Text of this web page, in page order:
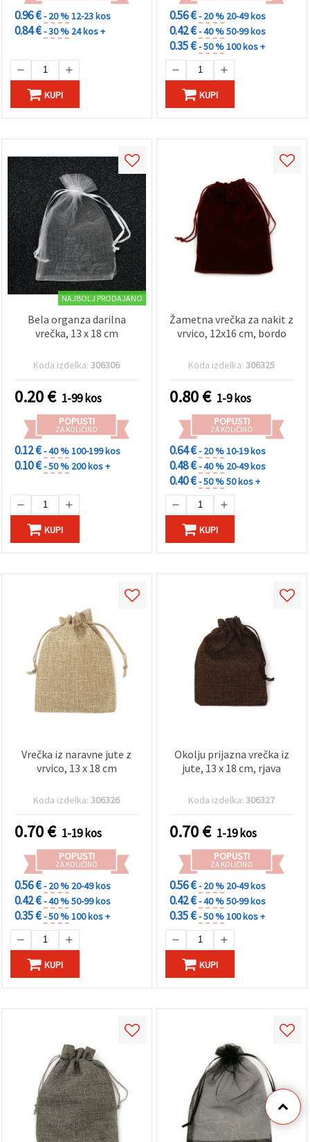
0.96 €- 20 %12-23 kos
0.84 €- 30 % 24 kos +
KUPI
0.56 €- 20 % 20-49 kos
0.42 €- 40 %50-99 kos
0.35 €- 50 %100 kos +
KUPI
NAJBOLJ PRODAJANO
Bela organza darilna
vrečka, 13 x 18 cm
Koda izdelka:306306
0.20€ 1-99 kos
POPUSTI
ZA KOLIČINO
0.12 €- 40 %100-199 kos
0.10 €- 50 % 200 kos +
KUPI
Žametna vrečka za nakit z
vrvico, 12x16 cm, bordo
Koda izdelka:306325
0.80€ 1-9 kos
POPUSTI
ZA KOLIČINO
0.64 €- 20 %10-19 kos
0.48 €- 40 % 20-49 kos
0.40 €- 50 %50 kos +
KUPI
Vrečka iz naravne jute z
vrvico, 13 x 18 cm
Koda izdelka:306326
0.70€ 1-19 kos
POPUSTI
ZA KOLIČINO
0.56 €- 20 % 20-49 kos
0.42 €- 40 %50-99 kos
0.35 €- 50 %100 kos +
KUPI
Okolju prijazna vrečka iz
jute, 13 x 18 cm, rjava
Koda izdelka:306327
0.70€ 1-19 kos
POPUSTI
ZA KOLIČINO
0.56 €- 20 % 20-49 kos
0.42 €- 40 %50-99 kos
0.35 €- 50 %100 kos +
KUPI